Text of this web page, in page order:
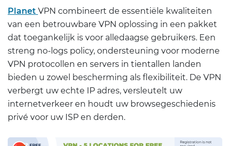
Planet VPN combineert de essentiële kwaliteiten
van een betrouwbare VPN oplossing in een pakket
dat toegankelijk is voor alledaagse gebruikers. Een
streng no-logs policy, ondersteuning voor moderne
VPN protocollen en servers in tientallen landen
bieden u zowel bescherming als flexibiliteit. De VPN
verbergt uw echte IP adres, versleutelt uw
internetverkeer en houdt uw browsegeschiedenis
privé voor uw ISP en derden.